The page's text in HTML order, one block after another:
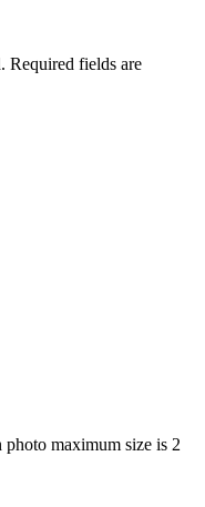
Required fields are
photo maximum size is 2